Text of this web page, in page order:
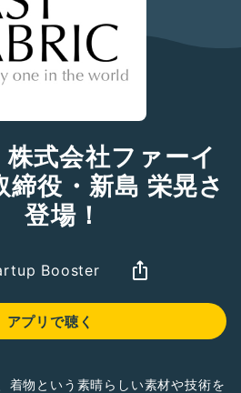
株式会社ファーイ
締役・新島 栄晃さ
登場！
Booster
アプリで聴く
着物という素晴らしい素材や技術を